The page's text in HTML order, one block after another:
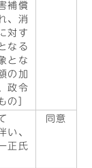
補償
、消
対す
なる
とな
の加
政令
の］
い、
正氏
同意